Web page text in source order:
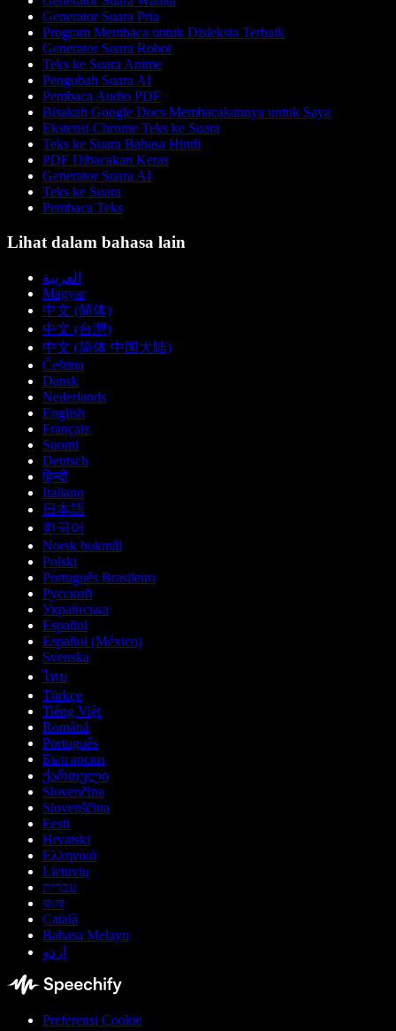
Generator Suara Pria
Program Membaca untuk Disleksia Terbaik
Generator Suara Robot
Teks ke Suara Anime
Pengubah Suara AI
Pembaca Audio PDF
Bisakah Google Docs Membacakannya untuk Saya
Ekstensi Chrome Teks ke Suara
Teks ke Suara Bahasa Hindi
PDF Dibacakan Keras
Generator Suara AI
Teks ke Suara
Pembaca Teks
Lihat dalam bahasa lain
العربية
Magyar
中文 (简体)
中文 (台灣)
中文 (简体 中国大陆)
Čeština
Dansk
Nederlands
English
Français
Suomi
Deutsch
हिन्दी
Italiano
日本語
한국어
Norsk bokmål
Polski
Português Brasileiro
Русский
Українська
Español
Español (México)
Svenska
ไทย
Türkçe
Tiếng Việt
Română
Português
Български
ქართული
Slovenčina
Slovenščina
Eesti
Hrvatski
Ελληνικά
Lietuvių
עברית
বাংলা
Català
Bahasa Melayu
اردو
Preferensi Cookie